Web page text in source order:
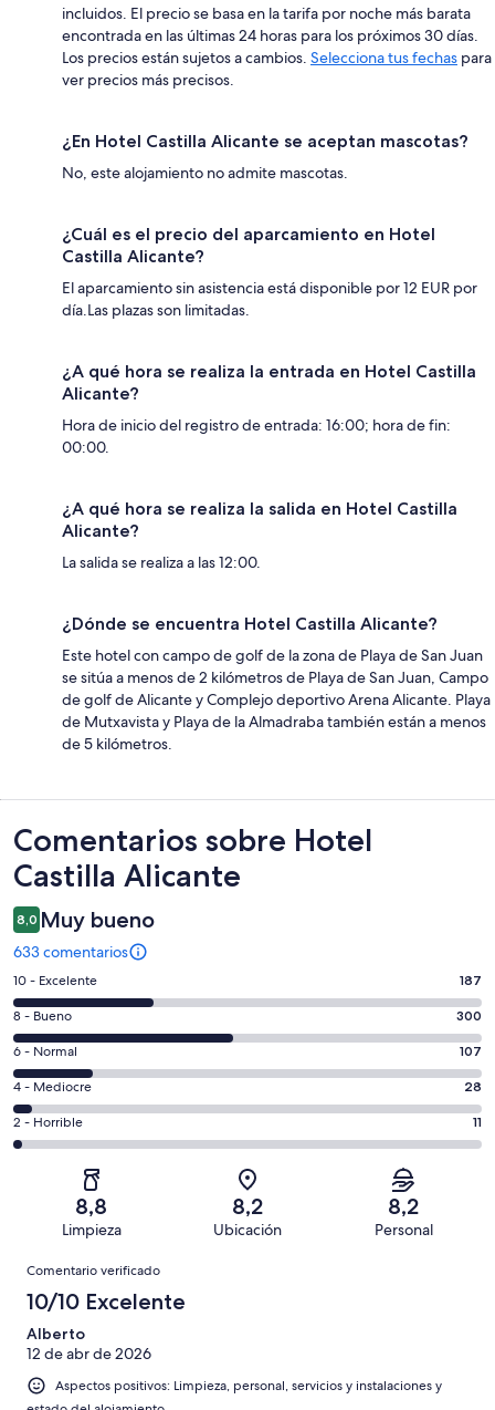
incluidos. El precio se basa en la tarifa por noche más barata
encontrada en las últimas 24 horas para los próximos 30 días.
Los precios están sujetos a cambios. Selecciona tus fechas para
ver precios más precisos.
¿En Hotel Castilla Alicante se aceptan mascotas?
No, este alojamiento no admite mascotas.
¿Cuál es el precio del aparcamiento en Hotel
Castilla Alicante?
El aparcamiento sin asistencia está disponible por 12 EUR por
día.Las plazas son limitadas.
¿A qué hora se realiza la entrada en Hotel Castilla
Alicante?
Hora de inicio del registro de entrada: 16:00; hora de fin:
00:00.
¿A qué hora se realiza la salida en Hotel Castilla
Alicante?
La salida se realiza a las 12:00.
¿Dónde se encuentra Hotel Castilla Alicante?
Este hotel con campo de golf de la zona de Playa de San Juan
se sitúa a menos de 2 kilómetros de Playa de San Juan, Campo
de golf de Alicante y Complejo deportivo Arena Alicante. Playa
de Mutxavista y Playa de la Almadraba también están a menos
de 5 kilómetros.
Comentarios
Comentarios sobre Hotel
Castilla Alicante
8,0 Muy bueno
633 comentarios
187
comentarios
de
un
total
de
633
con
puntuación
10 - Excelente 187
300
comentarios
de
un
total
de
puntuación
8 - Bueno 300
107
comentarios
de
un
total
puntuación
Normal
6 - Normal 107
28
comentarios
de
una
puntuación
Mediocre
4 - Mediocre 28
11
comentarios
633
una
puntuación
de
2 - Horrible 11
8,8
Limpieza
8,2
Ubicación
8,2
Personal
Comentarios
Comentario verificado
10/10 Excelente
Alberto
12 de abr de 2026
Aspectos positivos: Limpieza, personal, servicios y instalaciones y